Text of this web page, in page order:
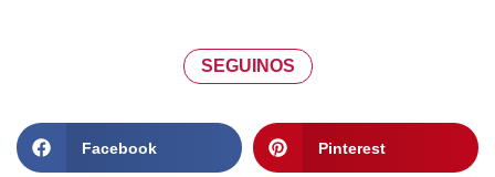
SEGUINOS
Facebook Pinterest